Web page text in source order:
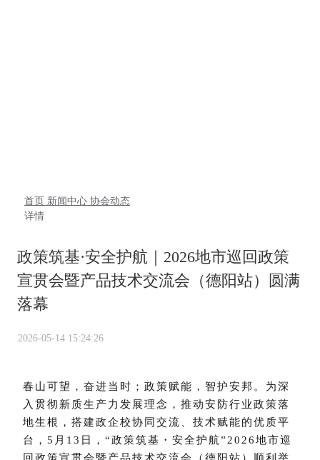
首页 新闻中心 协会动态
详情
政策筑基·安全护航｜2026地市巡回政策
宣贯会暨产品技术交流会（德阳站）圆满
落幕
2026-05-14 15:24:26
春山可望，奋进当时；政策赋能，智护安邦。为深
入贯彻新质生产力发展理念，推动安防行业政策落
地生根，搭建政企校协同交流、技术赋能的优质平
台， 5月13日，“政策筑基・安全护航”2026地市巡
回政策宣贯会暨产品技术交流会（德阳站）顺利举